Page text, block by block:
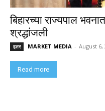
बिहारच्या राज्यपाल
श्रद्धांजली
इतर MARKET MEDIA - August 6,
Read more